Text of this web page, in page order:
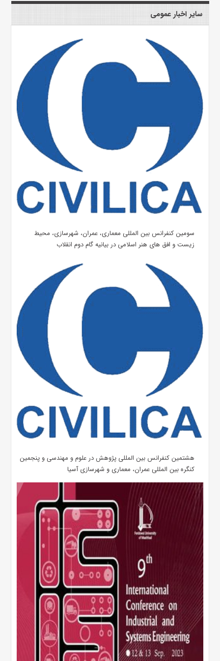
سایر اخبار عمومی
سومین کنفرانس بین المللی معماری، عمران، شهرسازی، محیط
زیست و افق های هنر اسلامی در بیانیه گام دوم انقلاب
هشتمین کنفرانس بین المللی پژوهش در علوم و مهندسی و پنجمین
کنگره بین المللی عمران، معماری و شهرسازی آسیا